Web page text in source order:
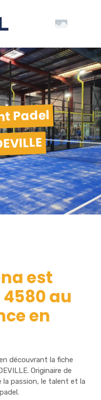
Padel
est
au
en
découvrant la fiche
Originaire de
la passion, le talent et la